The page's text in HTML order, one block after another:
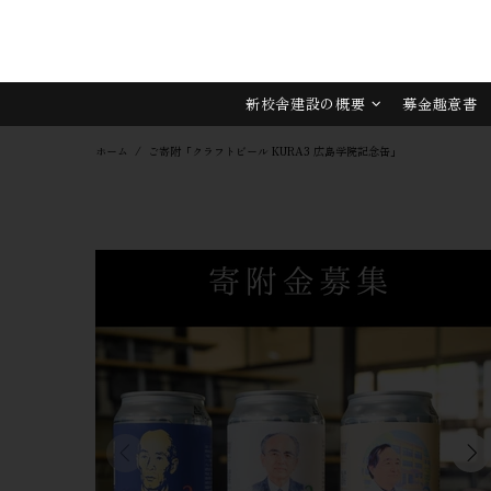
新校舎建設の概要 募金趣意書
ホーム ご寄附「クラフトビール KURA3 広島学院記念缶」